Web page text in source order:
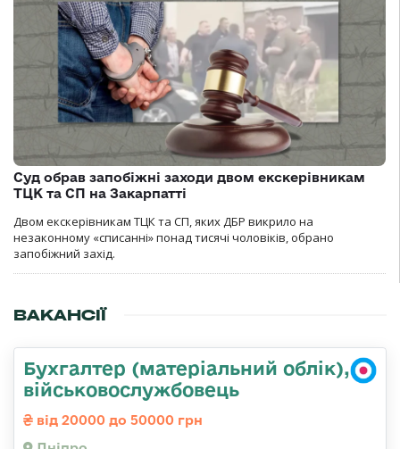
Суд обрав запобіжні заходи двом екскерівникам
ТЦК та СП на Закарпатті
Двом екскерівникам ТЦК та СП, яких ДБР викрило на
незаконному «списанні» понад тисячі чоловіків, обрано
запобіжний захід.
ВАКАНСІЇ
Бухгалтер (матеріальний облік),
військовослужбовець
від 20000 до 50000 грн